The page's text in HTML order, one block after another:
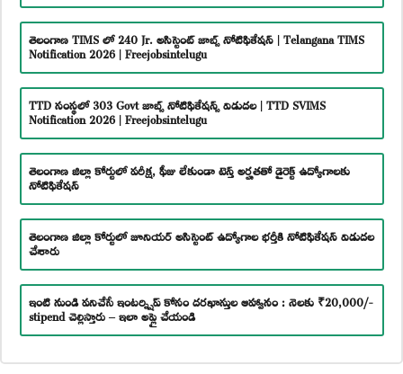
తెలంగాణ TIMS లో 240 Jr. అసిస్టెంట్ జాబ్స్ నోటిఫికేషన్ | Telangana TIMS
Notification 2026 | Freejobsintelugu
TTD సంస్థలో 303 Govt జాబ్స్ నోటిఫికేషన్స్ విడుదల | TTD SVIMS
Notification 2026 | Freejobsintelugu
తెలంగాణ జిల్లా కోర్టులో పరీక్ష, ఫీజు లేకుండా టెన్త్ అర్హతతో డైరెక్ట్ ఉద్యోగాలకు
నోటిఫికేషన్
తెలంగాణ జిల్లా కోర్టులో జూనియర్ అసిస్టెంట్ ఉద్యోగాల భర్తీకి నోటిఫికేషన్ విడుదల
చేశారు
ఇంటి నుండి పనిచేసే ఇంటర్న్షిప్ కోసం దరఖాస్తుల ఆహ్వానం : నెలకు ₹20,000/-
stipend చెల్లిస్తారు – ఇలా అప్లై చేయండి